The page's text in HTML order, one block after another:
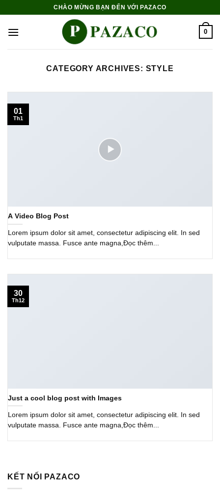
content
CHÀO MỪNG BẠN ĐẾN VỚI PAZACO
0
CATEGORY ARCHIVES: STYLE
A Video Blog Post
Lorem ipsum dolor sit amet, consectetur adipiscing elit. In sed
vulputate massa. Fusce ante magna,Đọc thêm...
01
Th1
Just a cool blog post with Images
Lorem ipsum dolor sit amet, consectetur adipiscing elit. In sed
vulputate massa. Fusce ante magna,Đọc thêm...
30
Th12
KẾT NỐI PAZACO